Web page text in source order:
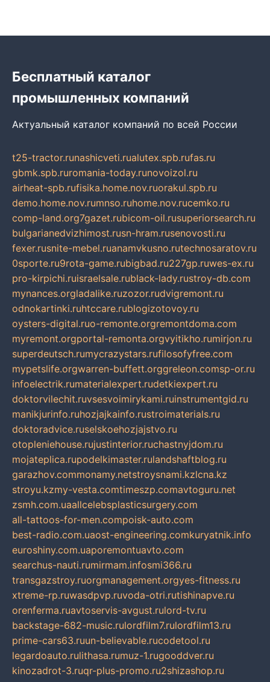
Бесплатный каталог
промышленных компаний
Актуальный каталог компаний по всей России
t25-tractor.runashicveti.rualutex.spb.rufas.ru
gbmk.spb.ruromania-today.runovoizol.ru
airheat-spb.rufisika.home.nov.ruorakul.spb.ru
demo.home.nov.rumnso.ruhome.nov.rucemko.ru
comp-land.org7gazet.rubicom-oil.rusuperiorsearch.ru
bulgarianedvizhimost.rusn-hram.rusenovosti.ru
fexer.rusnite-mebel.ruanamvkusno.rutechnosaratov.ru
0sporte.ru9rota-game.rubigbad.ru227gp.ruwes-ex.ru
pro-kirpichi.ruisraelsale.rublack-lady.rustroy-db.com
mynances.orgladalike.ruzozor.rudvigremont.ru
odnokartinki.ruhtccare.rublogizotovoy.ru
oysters-digital.ruo-remonte.orgremontdoma.com
myremont.orgportal-remonta.orgvyitikho.rumirjon.ru
superdeutsch.rumycrazystars.rufilosofyfree.com
mypetslife.orgwarren-buffett.orggreleon.comsp-or.ru
infoelectrik.rumaterialexpert.rudetkiexpert.ru
doktorvilechit.ruvsesvoimirykami.ruinstrumentgid.ru
manikjurinfo.ruhozjajkainfo.rustroimaterials.ru
doktoradvice.ruselskoehozjajstvo.ru
otopleniehouse.rujustinterior.ruchastnyjdom.ru
mojateplica.rupodelkimaster.rulandshaftblog.ru
garazhov.commonamy.netstroysnami.kzlcna.kz
stroyu.kzmy-vesta.comtimeszp.comavtoguru.net
zsmh.com.uaallcelebsplasticsurgery.com
all-tattoos-for-men.compoisk-auto.com
best-radio.com.uaost-engineering.comkuryatnik.info
euroshiny.com.uaporemontuavto.com
searchus-nauti.rumirmam.infosmi366.ru
transgazstroy.ruorgmanagement.orgyes-fitness.ru
xtreme-rp.ruwasdpvp.ruvoda-otri.rutishinapve.ru
orenferma.ruavtoservis-avgust.rulord-tv.ru
backstage-682-music.rulordfilm7.rulordfilm13.ru
prime-cars63.ruun-believable.rucodetool.ru
legardoauto.rulithasa.rumuz-1.rugooddver.ru
kinozadrot-3.ruqr-plus-promo.ru2shizashop.ru